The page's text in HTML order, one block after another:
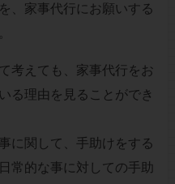
、家事代行にお願いする
考えても、家事代行をお
る理由を見ることができ
に関して、手助けをする
常的な事に対しての手助